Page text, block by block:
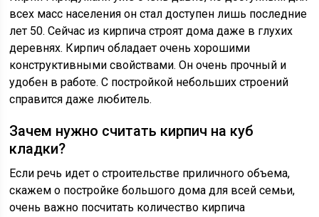
всех масс населения он стал доступен лишь последние
лет 50. Сейчас из кирпича строят дома даже в глухих
деревнях. Кирпич обладает очень хорошими
конструктивными свойствами. Он очень прочный и
удобен в работе. С постройкой небольших строений
справится даже любитель.
Зачем нужно считать кирпич на куб
кладки?
Если речь идет о строительстве приличного объема,
скажем о постройке большого дома для всей семьи,
очень важно посчитать количество кирпича